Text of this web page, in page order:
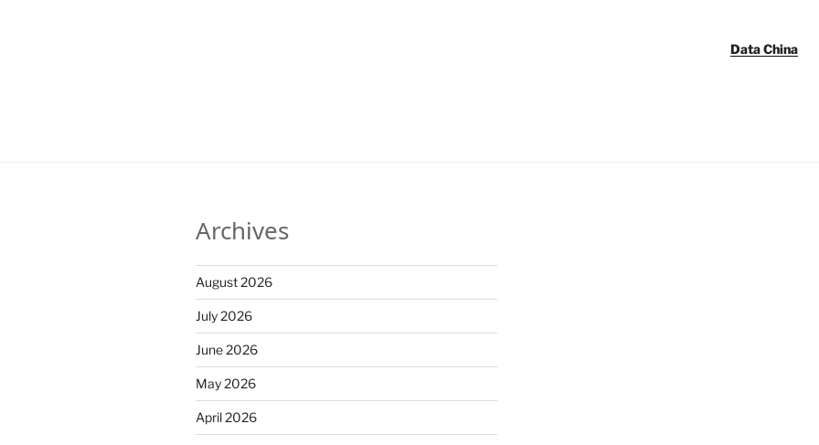
Data China
Archives
August 2026
July 2026
June 2026
May 2026
April 2026